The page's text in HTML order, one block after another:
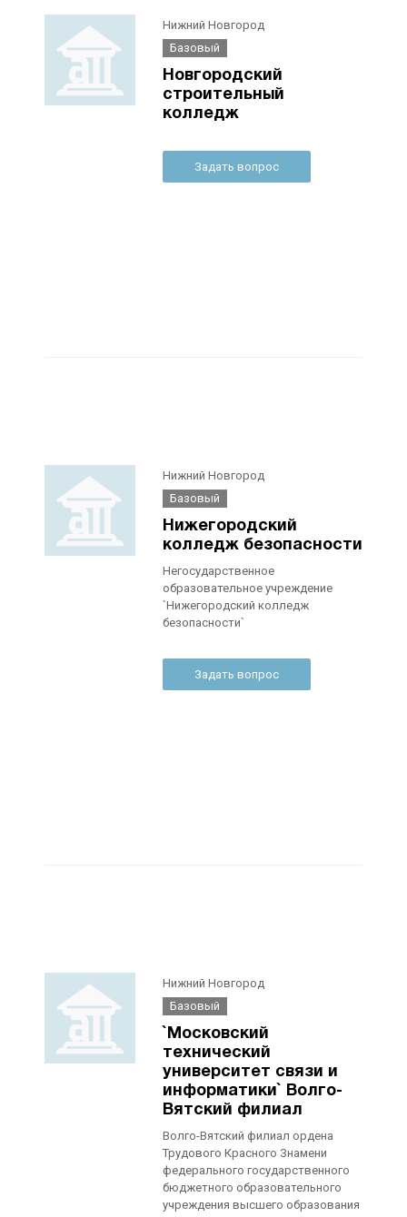
Нижний Новгород
Базовый
Новгородский
строительный
колледж
Задать вопрос
Нижний Новгород
Базовый
Нижегородский
колледж безопасности
Негосударственное
образовательное учреждение
`Нижегородский колледж
безопасности`
Задать вопрос
Нижний Новгород
Базовый
`Московский
технический
университет связи и
информатики` Волго-
Вятский филиал
Волго-Вятский филиал ордена
Трудового Красного Знамени
федерального государственного
бюджетного образовательного
учреждения высшего образования